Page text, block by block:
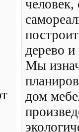
человек,
дерево
Мы
дом